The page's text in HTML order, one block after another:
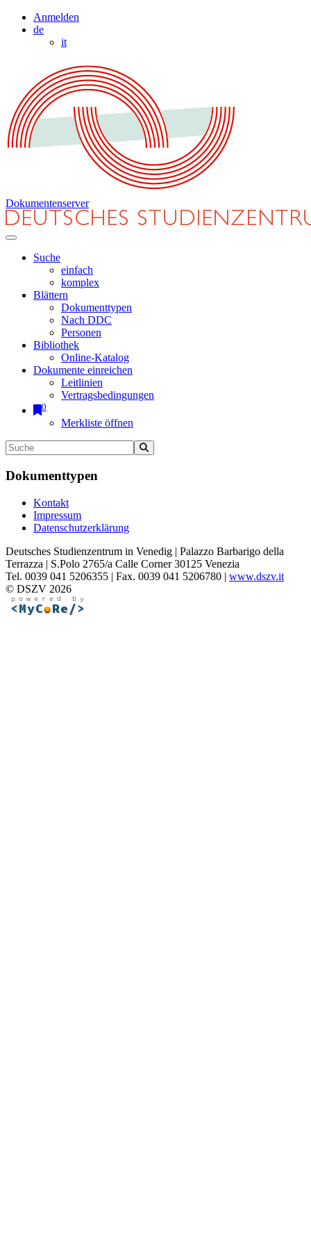
Anmelden
de
it
Dokumentenserver
Suche
einfach
komplex
Blättern
Dokumenttypen
Nach DDC
Personen
Bibliothek
Online-Katalog
Dokumente einreichen
Leitlinien
Vertragsbedingungen
0
Merkliste öffnen
Dokumenttypen
Kontakt
Impressum
Datenschutzerklärung
Deutsches Studienzentrum in Venedig | Palazzo Barbarigo della
Terrazza | S.Polo 2765/a Calle Corner 30125 Venezia
Tel. 0039 041 5206355 | Fax. 0039 041 5206780 | www.dszv.it
© DSZV 2026